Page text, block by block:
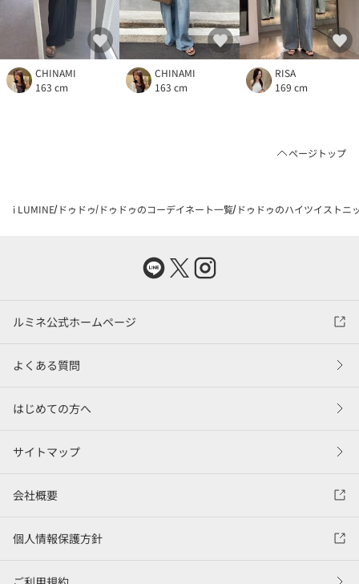
CHINAMI
163 cm
CHINAMI
163 cm
RISA
169 cm
ページトップ
i LUMINE ドゥドゥ ドゥドゥのコーデイネート一覧 ドゥドゥのハイツイストニ
ルミネ公式ホームページ
よくある質問
はじめての方へ
サイトマップ
会社概要
個人情報保護方針